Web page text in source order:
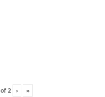
of2 › »